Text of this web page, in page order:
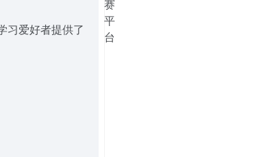
习爱好者提供了